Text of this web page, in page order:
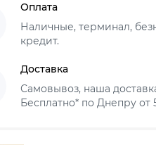
Оплата
Наличные, терминал,
кредит.
Доставка
Самовывоз, наша
Бесплатно* по Днепру от